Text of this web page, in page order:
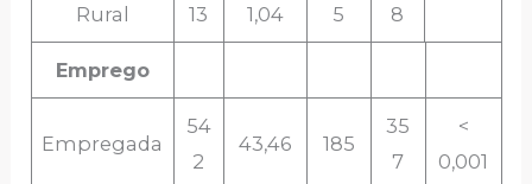
Rural 13 1,04 5 8
Emprego
Empregada
54
2
43,46 185
35
7
<
0,001